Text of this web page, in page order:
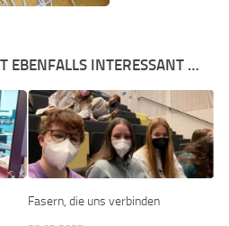
EBENFALLS INTERESSANT …
Fasern, die uns verbinden